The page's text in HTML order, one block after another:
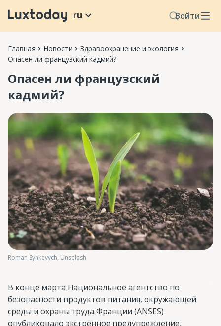
Войти
ru
Главная Новости
Здравоохранение и экология
Опасен ли французский кадмий?
Опасен ли французский
кадмий?
Roman Synkevych, Unsplash
В конце марта Национальное агентство по
безопасности продуктов питания, окружающей
среды и охраны труда Франции (ANSES)
опубликовало экстренное предупреждение,